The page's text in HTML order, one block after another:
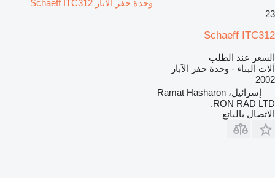
وحدة حفر الآبار Schaeff ITC312
23
Schaeff ITC312
السعر عند الطلب
آلات البناء - وحدة حفر الآبار
2002
إسرائيل، Ramat Hasharon
RON RAD LTD.
الاتصال بالبائع